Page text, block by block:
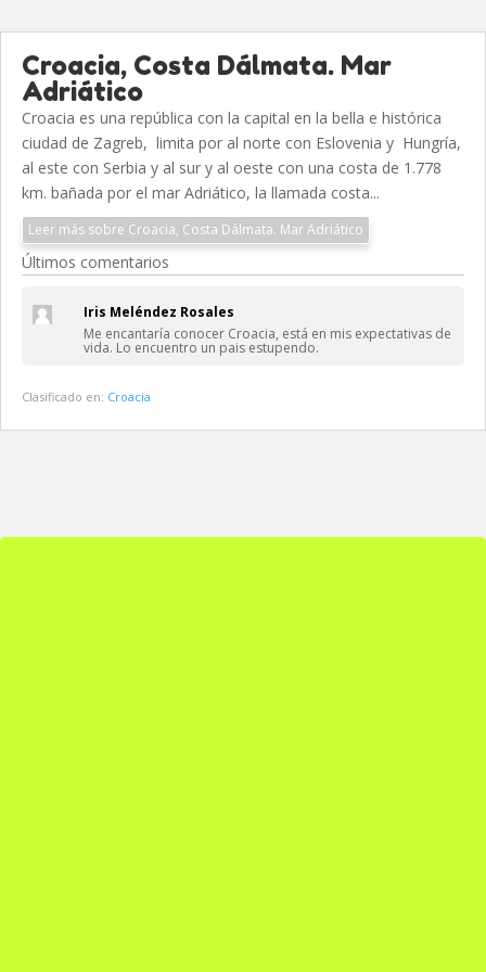
Croacia, Costa Dálmata. Mar
Adriático
Croacia es una república con la capital en la bella e histórica
ciudad de Zagreb, limita por al norte con Eslovenia y Hungría,
al este con Serbia y al sur y al oeste con una costa de 1.778
km. bañada por el mar Adriático, la llamada costa...
Leer más sobre Croacia, Costa Dálmata. Mar Adriático
Últimos comentarios
Iris Meléndez Rosales
Me encantaría conocer Croacia, está en mis expectativas de
vida. Lo encuentro un pais estupendo.
Clasificado en: Croacia